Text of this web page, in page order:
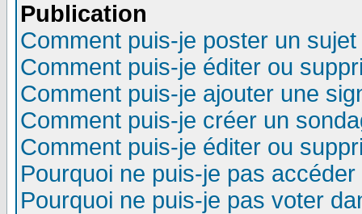
Publication
Comment puis-je poster un
Comment puis-je éditer ou
Comment puis-je ajouter une
Comment puis-je créer un
Comment puis-je éditer ou
Pourquoi ne puis-je pas
Pourquoi ne puis-je pas voter